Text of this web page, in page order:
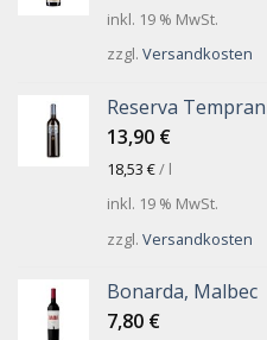
inkl. 19 % MwSt.
zzgl. Versandkosten
Reserva
13,90 €
18,53 €/ l
inkl. 19 % MwSt.
zzgl. Versandkosten
Bonarda, Malbec
7,80 €